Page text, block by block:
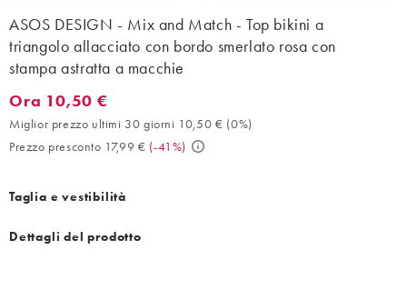
ASOS DESIGN - Mix and Match - Top bikini a
triangolo allacciato con bordo smerlato rosa con
stampa astratta a macchie
Ora 10,50 €. Miglior prezzo ultimi 30 giorni 10,50 € (0%).
Ora 10,50 €
Miglior prezzo ultimi 30 giorni 10,50 € (0%)
Prezzo presconto 17,99 € (-41%)
Taglia e vestibilità
Dettagli del prodotto